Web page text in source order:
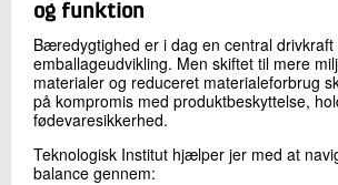
og funktion
Bæredygtighed er i dag en central drivkraft
emballageudvikling. Men skiftet til mere
materialer og reduceret materialeforbrug
på kompromis med produktbeskyttelse,
fødevaresikkerhed.
Teknologisk Institut hjælper jer med at
balance gennem: